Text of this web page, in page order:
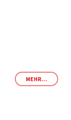
MEHR...